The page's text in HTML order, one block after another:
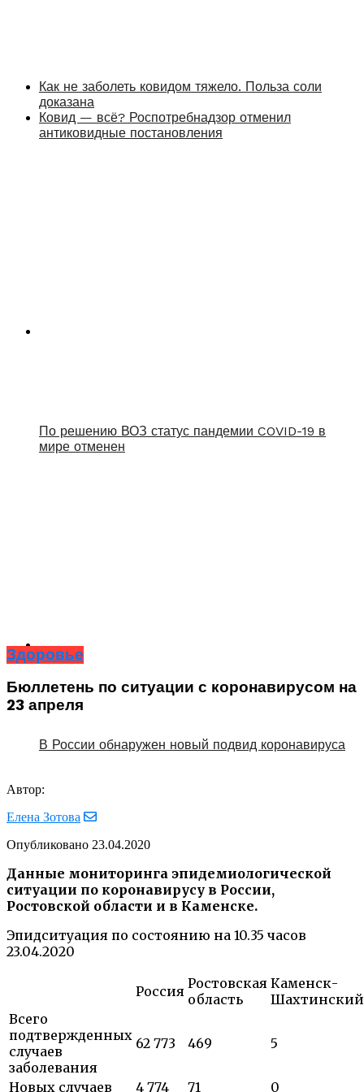
Как не заболеть ковидом тяжело. Польза соли
доказана
Ковид — всё? Роспотребнадзор отменил
антиковидные постановления
По решению ВОЗ статус пандемии COVID-19 в
мире отменен
В России обнаружен новый подвид коронавируса
Здоровье
Бюллетень по ситуации с коронавирусом на
23 апреля
Автор:
Елена Зотова
Опубликовано 23.04.2020
Данные мониторинга эпидемиологической
ситуации по коронавирусу в России,
Ростовской области и в Каменске.
Эпидситуация по состоянию на 10.35 часов
23.04.2020
Россия Ростовская
область
Каменск-
Шахтинский
Всего
подтвержденных
случаев
заболевания
62 773 469 5
Новых случаев 4 774 71
0